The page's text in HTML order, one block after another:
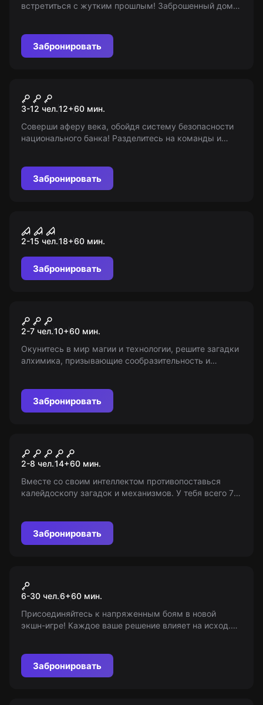
встретиться с жутким прошлым! Заброшенный дом,
доступна версия 14+
Забронировать
12 друзей Оушена
3-12 чел.12+60 мин.
Соверши аферу века, обойдя систему безопасности
национального банка! Разделитесь на команды и
Забронировать
Пиковая дама
2-15 чел.18+60 мин.
Забронировать
Арканум
2-7 чел.10+60 мин.
Окунитесь в мир магии и технологии, решите загадки
алхимика, призывающие сообразительность и
Забронировать
Слабо?
2-8 чел.14+60 мин.
Вместе со своим интеллектом противопоставься
калейдоскопу загадок и механизмов. У тебя всего 70
Забронировать
Лазертаг "Кибер"
6-30 чел.6+60 мин.
Присоединяйтесь к напряженным боям в новой
экшн-игре! Каждое ваше решение влияет на исход.
Забронировать